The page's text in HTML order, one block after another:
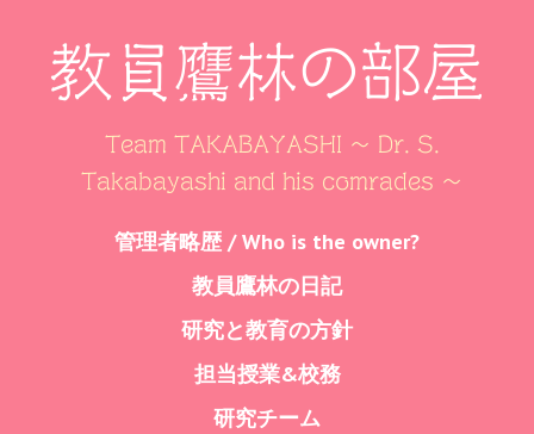
教員鷹林の部屋
Team TAKABAYASHI ～ Dr. S.
Takabayashi and his comrades ～
管理者略歴 / Who is the owner?
教員鷹林の日記
研究と教育の方針
担当授業&校務
研究チーム